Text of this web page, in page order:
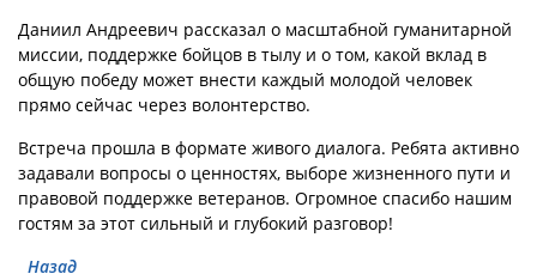
Даниил Андреевич рассказал о масштабной гуманитарной
миссии, поддержке бойцов в тылу и о том, какой вклад в
общую победу может внести каждый молодой человек
прямо сейчас через волонтерство.
Встреча прошла в формате живого диалога. Ребята активно
задавали вопросы о ценностях, выборе жизненного пути и
правовой поддержке ветеранов. Огромное спасибо нашим
гостям за этот сильный и глубокий разговор!
Назад